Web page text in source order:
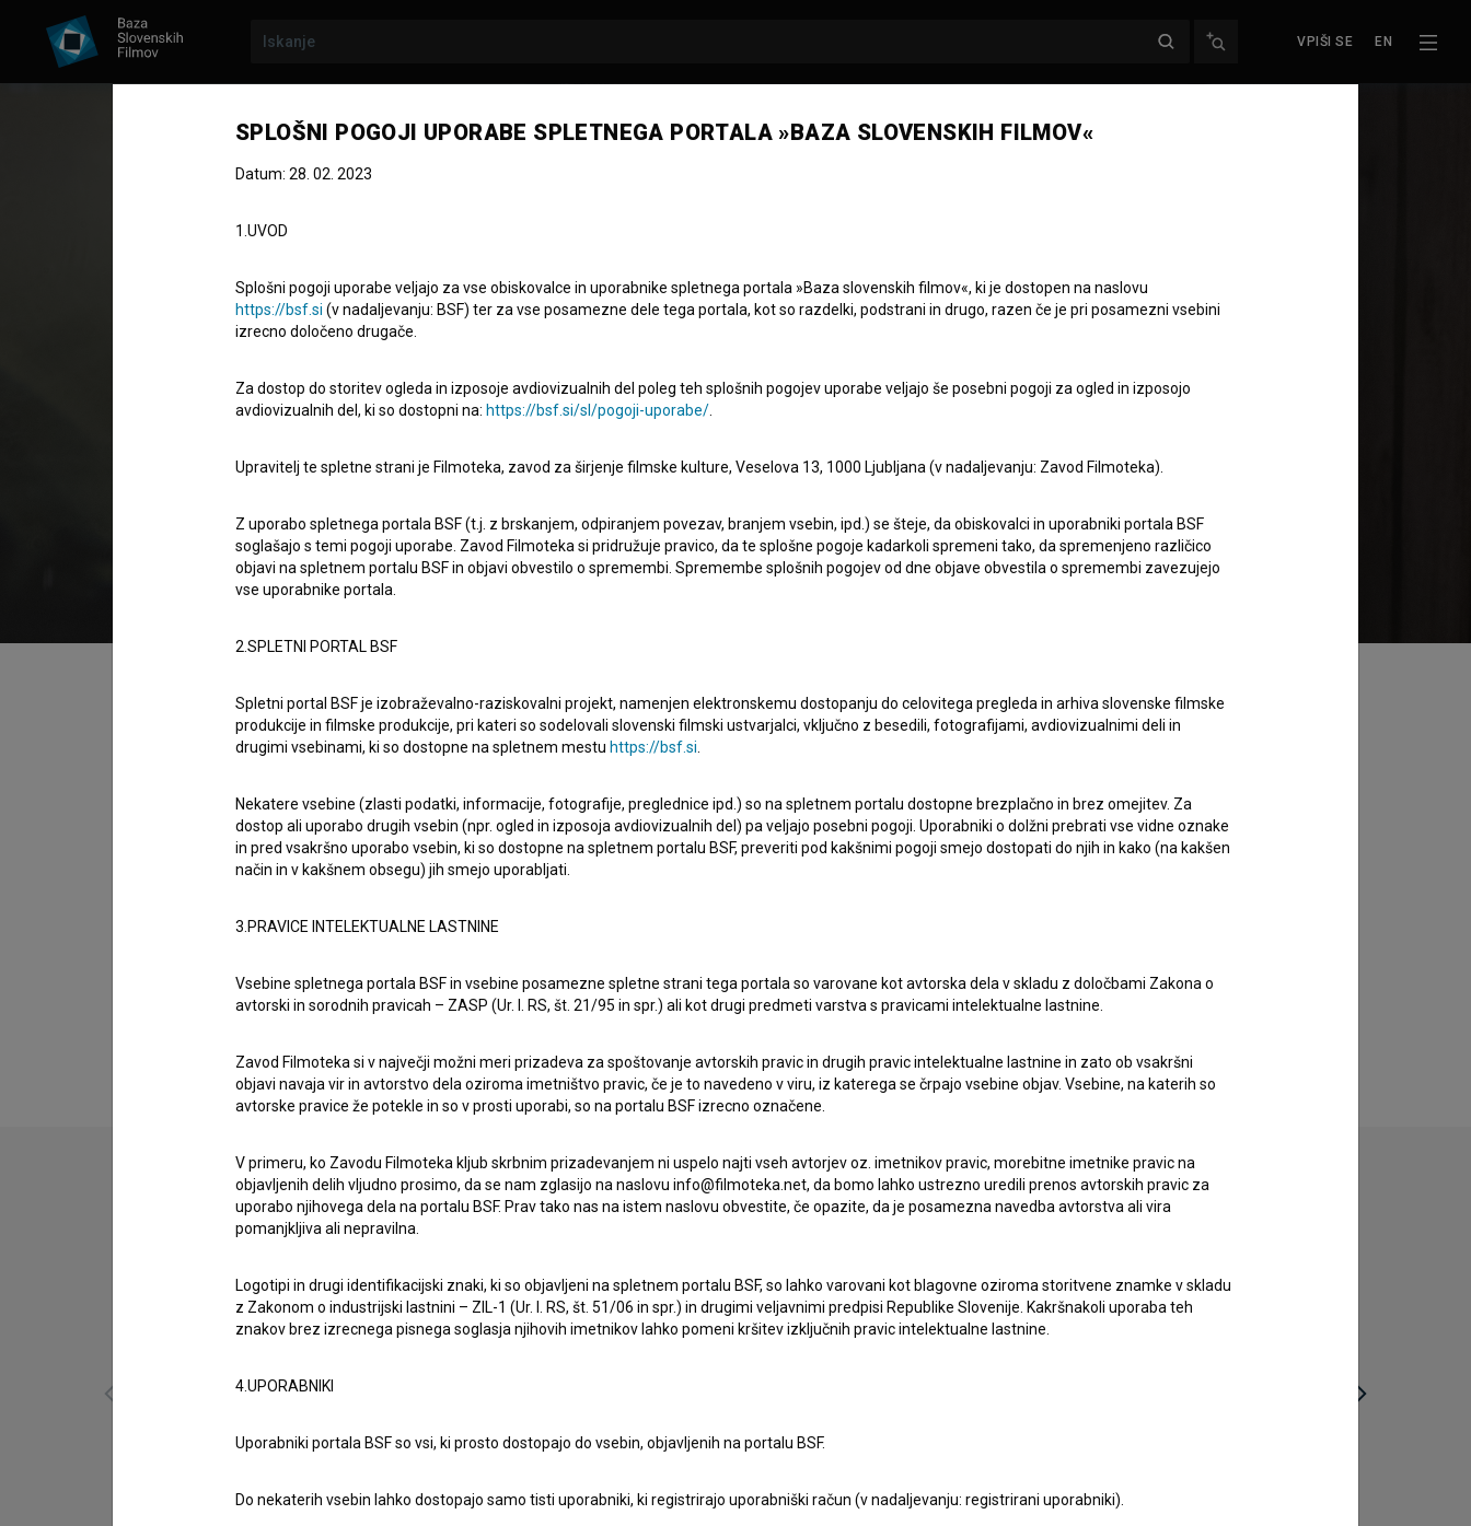
VPIŠI SE EN
Prejšnja epizoda
50 skladb, ki so nas zapele: Najlepše pesmi
Kratka dokumentarna TV oddaja
Želim si ogledati ta film
nazaj? Pesem Najlepše pesmi je nastala v sozvočju dveh velikanov slovenskega popa, in sicer na
besedilo Dušana Velkaverha in glasbo Tadeja Hrušovarja, izvedla pa jo je skupina Hazard leta 1983. V
oddaji se bo pogovor vrtel tudi okoli tega, kako se je nastal slovenski pop, kako se je razvijal in kako
Martin Draksler
Oglejte si
SPLOŠNI POGOJI UPORABE SPLETNEGA PORTALA »BAZA SLOVENSKIH FILMOV«
Datum: 28. 02. 2023
1.UVOD
Splošni pogoji uporabe veljajo za vse obiskovalce in uporabnike spletnega portala »Baza slovenskih filmov«, ki je dostopen na naslovu
https://bsf.si (v nadaljevanju: BSF) ter za vse posamezne dele tega portala, kot so razdelki, podstrani in drugo, razen če je pri posamezni vsebini
izrecno določeno drugače.
Za dostop do storitev ogleda in izposoje avdiovizualnih del poleg teh splošnih pogojev uporabe veljajo še posebni pogoji za ogled in izposojo
avdiovizualnih del, ki so dostopni na: https://bsf.si/sl/pogoji-uporabe/
Upravitelj te spletne strani je Filmoteka, zavod za širjenje filmske kulture, Veselova 13, 1000 Ljubljana (v nadaljevanju: Zavod Filmoteka).
Z uporabo spletnega portala BSF (t.j. z brskanjem, odpiranjem povezav, branjem vsebin, ipd.) se šteje, da obiskovalci in uporabniki portala BSF
soglašajo s temi pogoji uporabe. Zavod Filmoteka si pridružuje pravico, da te splošne pogoje kadarkoli spremeni tako, da spremenjeno različico
objavi na spletnem portalu BSF in objavi obvestilo o spremembi. Spremembe splošnih pogojev od dne objave obvestila o spremembi zavezujejo
vse uporabnike portala.
2.SPLETNI PORTAL BSF
Spletni portal BSF je izobraževalno-raziskovalni projekt, namenjen elektronskemu dostopanju do celovitega pregleda in arhiva slovenske filmske
produkcije in filmske produkcije, pri kateri so sodelovali slovenski filmski ustvarjalci, vključno z besedili, fotografijami, avdiovizualnimi deli in
drugimi vsebinami, ki so dostopne na spletnem mestu https://bsf.si
Nekatere vsebine (zlasti podatki, informacije, fotografije, preglednice ipd.) so na spletnem portalu dostopne brezplačno in brez omejitev. Za
dostop ali uporabo drugih vsebin (npr. ogled in izposoja avdiovizualnih del) pa veljajo posebni pogoji. Uporabniki o dolžni prebrati vse vidne oznake
in pred vsakršno uporabo vsebin, ki so dostopne na spletnem portalu BSF, preveriti pod kakšnimi pogoji smejo dostopati do njih in kako (na kakšen
način in v kakšnem obsegu) jih smejo uporabljati.
3.PRAVICE INTELEKTUALNE LASTNINE
Vsebine spletnega portala BSF in vsebine posamezne spletne strani tega portala so varovane kot avtorska dela v skladu z določbami Zakona o
avtorski in sorodnih pravicah – ZASP (Ur. l. RS, št. 21/95 in spr.) ali kot drugi predmeti varstva s pravicami intelektualne lastnine.
Zavod Filmoteka si v največji možni meri prizadeva za spoštovanje avtorskih pravic in drugih pravic intelektualne lastnine in zato ob vsakršni
objavi navaja vir in avtorstvo dela oziroma imetništvo pravic, če je to navedeno v viru, iz katerega se črpajo vsebine objav. Vsebine, na katerih so
avtorske pravice že potekle in so v prosti uporabi, so na portalu BSF izrecno označene.
V primeru, ko Zavodu Filmoteka kljub skrbnim prizadevanjem ni uspelo najti vseh avtorjev oz. imetnikov pravic, morebitne imetnike pravic na
objavljenih delih vljudno prosimo, da se nam zglasijo na naslovu info@filmoteka.net, da bomo lahko ustrezno uredili prenos avtorskih pravic za
uporabo njihovega dela na portalu BSF. Prav tako nas na istem naslovu obvestite, če opazite, da je posamezna navedba avtorstva ali vira
pomanjkljiva ali nepravilna.
Logotipi in drugi identifikacijski znaki, ki so objavljeni na spletnem portalu BSF, so lahko varovani kot blagovne oziroma storitvene znamke v skladu
z Zakonom o industrijski lastnini – ZIL-1 (Ur. l. RS, št. 51/06 in spr.) in drugimi veljavnimi predpisi Republike Slovenije. Kakršnakoli uporaba teh
znakov brez izrecnega pisnega soglasja njihovih imetnikov lahko pomeni kršitev izključnih pravic intelektualne lastnine.
4.UPORABNIKI
Uporabniki portala BSF so vsi, ki prosto dostopajo do vsebin, objavljenih na portalu BSF.
Do nekaterih vsebin lahko dostopajo samo tisti uporabniki, ki registrirajo uporabniški račun (v nadaljevanju: registrirani uporabniki).